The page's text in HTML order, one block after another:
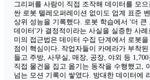
그리퍼를 사람이 직접 조작해 데이터를 모으
싼 로봇 텔레오퍼레이션 없이도 업계 표준
상위 성능을 기록했다. 로봇 학습에서 '더 큰
데이터'가 결정적이라는 사실을 실증한 사
미의 접근법은 데이터 수집 단계에서 로봇
점이 핵심이다. 작업자들이 카메라가 부착
들고 주방, 사무실, 매장, 공장, 야외 등
직접 물건을 집고 옮기는 동작을 수행했고,
넘는 모션 기록이 쌓였다. 방대한 데이터에